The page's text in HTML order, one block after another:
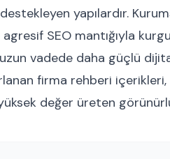
yapılardır.
SEO mantığıyla
vadede daha güçlü
firma rehberi
değer üreten